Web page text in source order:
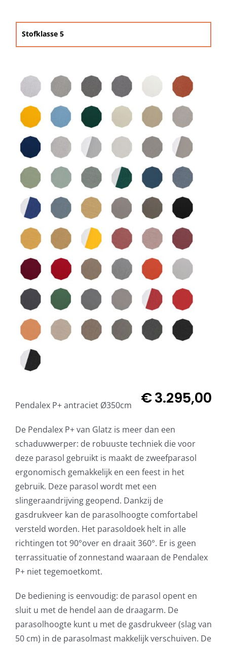
Glatz stofstalen collectie Sampleboeken
Stofklasse 5
€3.295,00
Pendalex P+ antraciet Ø350cm
De Pendalex P+ van Glatz is meer dan een
schaduwwerper: de robuuste techniek die voor
deze parasol gebruikt is maakt de zweefparasol
ergonomisch gemakkelijk en een feest in het
gebruik. Deze parasol wordt met een
slingeraandrijving geopend. Dankzij de
gasdrukveer kan de parasolhoogte comfortabel
versteld worden. Het parasoldoek helt in alle
richtingen tot 90°over en draait 360°. Er is geen
terrassituatie of zonnestand waaraan de Pendalex
P+ niet tegemoetkomt.
De bediening is eenvoudig: de parasol opent en
sluit u met de hendel aan de draagarm. De
parasolhoogte kunt u met de gasdrukveer (slag van
50 cm) in de parasolmast makkelijk verschuiven. De